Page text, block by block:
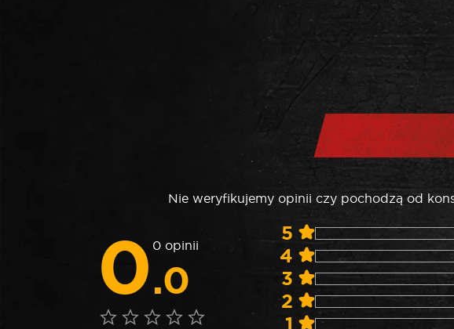
Nie weryfikujemy opinii czy pochodzą od
0.0
0 opinii 5
4
3
2